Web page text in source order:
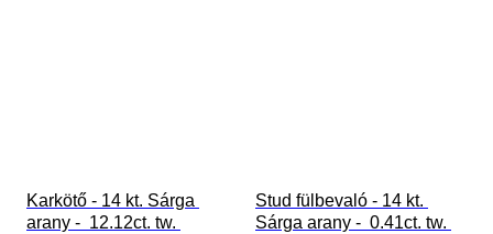
Karkötő - 14 kt. Sárga
arany -  12.12ct. tw.
Stud fülbevaló - 14 kt.
Sárga arany -  0.41ct. tw.